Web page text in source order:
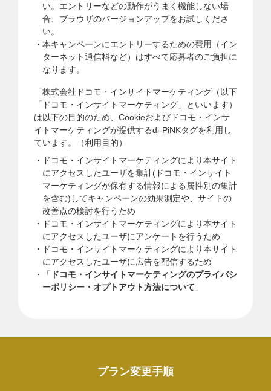
い。エントリーなどの動作がうまく機能しない場
合、ブラウザのバージョンアップをお試しくださ
い。
本キャンペーンにエントリーするための費用（イン
ターネット通信料など）はすべて応募者のご負担に
なります。
「株式会社ドコモ・インサイトマーケティング（以下
「ドコモ・インサイトマーケティング」といいます）
は以下の目的のため、Cookieおよびドコモ・インサ
イトマーケティングが提供するdi-PiNKタグを利用し
ています。（利用目的）
ドコモ・インサイトマーケティングにより本サイト
にアクセスしたユーザを集計(ドコモ・インサイト
マーケティングが保有する情報による属性別の集計
を含む)してキャンペーンの効果測定や、サイトの
改善点の検討を行うため
ドコモ・インサイトマーケティングにより本サイト
にアクセスしたユーザにアンケートを行うため
ドコモ・インサイトマーケティングにより本サイト
にアクセスしたユーザに広告を配信するため
「 ドコモ・インサイトマーケティングのプライバシ
ーポリシー・オプトアウト方法について 」
プラン変更手順